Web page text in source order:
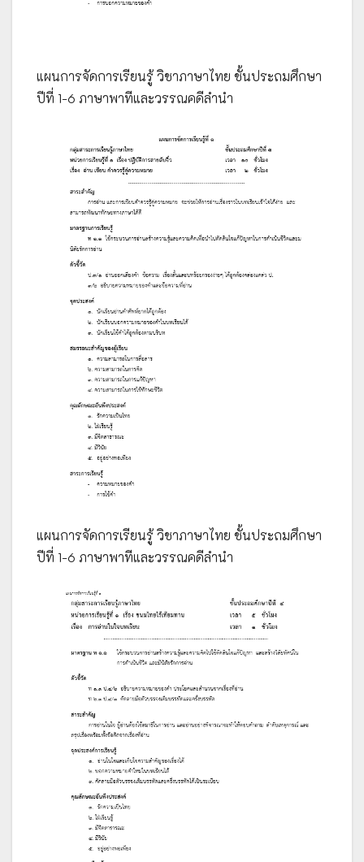
แผนการจัดการเรียนรู้ วิชาภาษาไทย ชั้นประถมศึกษา
ปีที่ 1-6 ภาษาพาทีและวรรณคดีลำนำ
แผนการจัดการเรียนรู้ วิชาภาษาไทย ชั้นประถมศึกษา
ปีที่ 1-6 ภาษาพาทีและวรรณคดีลำนำ